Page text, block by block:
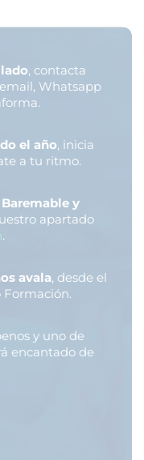
, contacta
Whatsapp
el año, inicia
a tu ritmo.
Baremable y
apartado
.
avala, desde el
y uno de
encantado de